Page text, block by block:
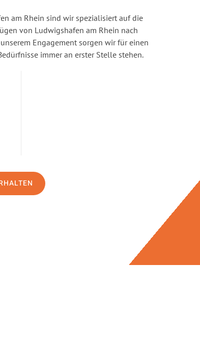
am Rhein sind wir spezialisiert auf die
von Ludwigshafen am Rhein nach
Engagement sorgen wir für einen
immer an erster Stelle stehen.